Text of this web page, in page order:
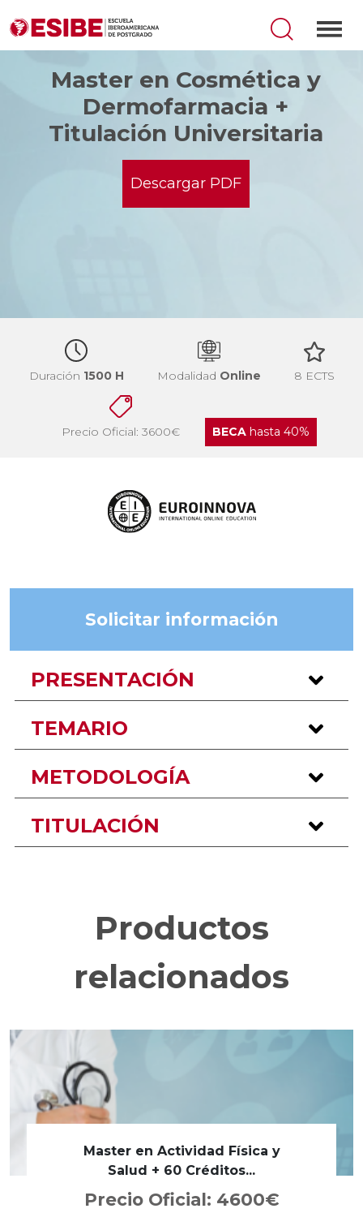
Master en Cosmética y
Dermofarmacia +
Titulación Universitaria
Descargar PDF
Duración 1500 H Modalidad Online 8 ECTS
Precio Oficial: 3600€ BECAhasta 40%
Solicitar información
PRESENTACIÓN
TEMARIO
METODOLOGÍA
TITULACIÓN
Productos
relacionados
Master en Actividad Física y
Salud + 60 Créditos...
Precio Oficial: 4600€